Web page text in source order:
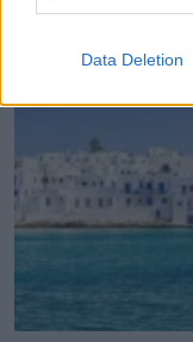
Data Deletion